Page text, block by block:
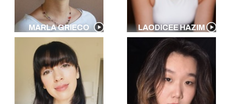
MARLA GRIECO LAODICEE HAZIM